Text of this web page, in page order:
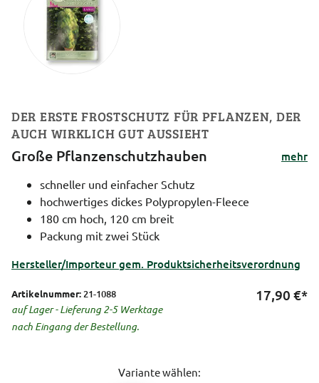
DER ERSTE FROSTSCHUTZ FÜR PFLANZEN, DER
AUCH WIRKLICH GUT AUSSIEHT
Große Pflanzenschutzhauben
mehr
schneller und einfacher Schutz
hochwertiges dickes Polypropylen-Fleece
180 cm hoch, 120 cm breit
Packung mit zwei Stück
Hersteller/Importeur gem. Produktsicherheitsverordnung
Artikelnummer: 21-1088
auf Lager - Lieferung 2-5 Werktage
nach Eingang der Bestellung.
17,90 €*
Variante wählen: